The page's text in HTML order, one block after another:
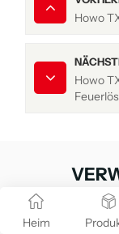
Howo
Howo
Heim